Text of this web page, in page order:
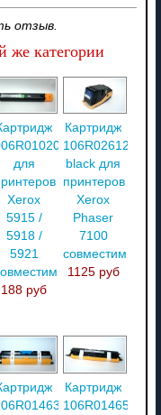
отзыв.
же категории
для
Xerox
5915 /
5918 /
5921
188 руб
Картридж
106R02612
black для
принтеров
Xerox
Phaser
7100
совместимый
1125 руб
Картридж
106R01465